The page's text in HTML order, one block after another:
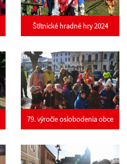
Štítnické hradné hry 2024
79. výročie oslobodenia obce